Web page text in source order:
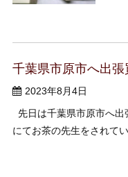
千葉県市原市へ出
2023年8月4日
先日は千葉県市原市へ
にてお茶の先生をされて
カメラ、美術書、ニコン